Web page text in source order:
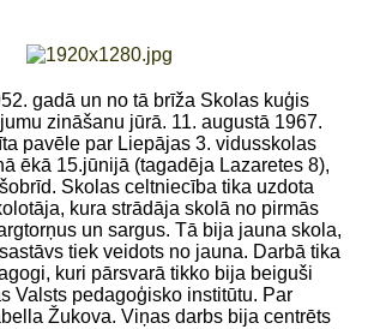
gadā un no tā brīža Skolas kuģis
zināšanu jūrā. 11. augustā 1967.
pavēle par Liepājas 3. vidusskolas
ēkā 15.jūnijā (tagadēja Lazaretes 8),
Skolas celtniecība tika uzdota
kura strādāja skolā no pirmās
un sargus. Tā bija jauna skola,
tiek veidots no jauna. Darbā tika
kuri pārsvarā tikko bija beiguši
Valsts pedagoģisko institūtu. Par
Žukova. Viņas darbs bija centrēts